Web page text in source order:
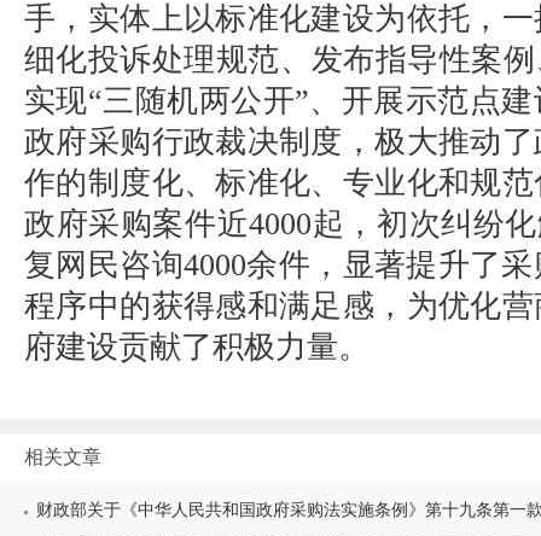
手，实体上以标准化建设为依托，
细化投诉处理规范、发布指导性案
实现“三随机两公开”、开展示范点
政府采购行政裁决制度，极大推动
作的制度化、标准化、专业化和规
政府采购案件近4000起，初次纠纷
复网民咨询4000余件，显著提升了
程序中的获得感和满足感，为优化
府建设贡献了积极力量。
相关文章
财政部关于《中华人民共和国政府采购法实施条例》第十九条第一